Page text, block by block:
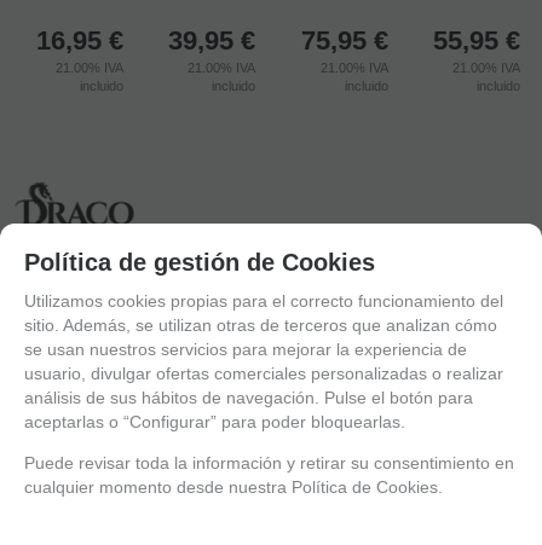
16,95 €
21.00% IVA
incluido
39,95 €
21.00% IVA
incluido
75,95 €
21.00% IVA
incluido
55,95 €
21.00% IVA
incluido
Política de gestión de Cookies
Utilizamos cookies propias para el correcto funcionamiento del
sitio. Además, se utilizan otras de terceros que analizan cómo
se usan nuestros servicios para mejorar la experiencia de
usuario, divulgar ofertas comerciales personalizadas o realizar
análisis de sus hábitos de navegación. Pulse el botón para
aceptarlas o “Configurar” para poder bloquearlas.
Puede revisar toda la información y retirar su consentimiento en
cualquier momento desde nuestra Política de Cookies.